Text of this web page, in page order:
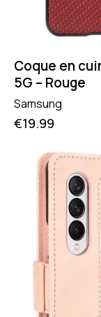
Coque en
5G – Rouge
Samsung
€19.99